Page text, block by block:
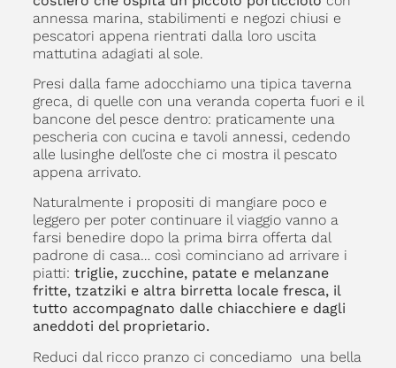
annessa marina, stabilimenti e negozi chiusi e
pescatori appena rientrati dalla loro uscita
mattutina adagiati al sole.
Presi dalla fame adocchiamo una tipica taverna
greca, di quelle con una veranda coperta fuori e il
bancone del pesce dentro: praticamente una
pescheria con cucina e tavoli annessi, cedendo
alle lusinghe dell’oste che ci mostra il pescato
appena arrivato.
Naturalmente i propositi di mangiare poco e
leggero per poter continuare il viaggio vanno a
farsi benedire dopo la prima birra offerta dal
padrone di casa… così cominciano ad arrivare i
piatti: triglie, zucchine, patate e melanzane
fritte, tzatziki e altra birretta locale fresca, il
tutto accompagnato dalle chiacchiere e dagli
aneddoti del proprietario.
Reduci dal ricco pranzo ci concediamo una bella